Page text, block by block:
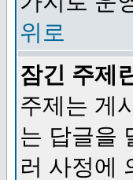
위로
잠긴 주제
주제는 게
는 답글을
러 사정에